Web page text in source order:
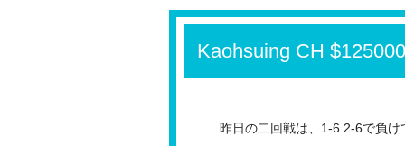
Kaohsuing CH
昨日の二回戦は、1-6 2-6で負け